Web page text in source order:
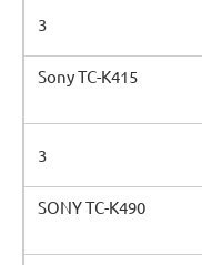
3
Sony TC-K415
3
SONY TC-K490